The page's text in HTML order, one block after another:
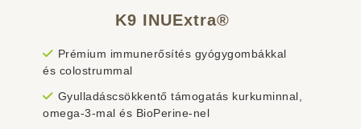
K9 INUExtra®
Prémium immunerősítés gyógygombákkal
és colostrummal
Gyulladáscsökkentő támogatás kurkuminnal,
omega-3-mal és BioPerine-nel